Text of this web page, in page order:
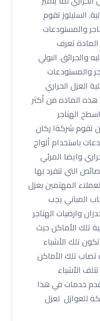
السليلوز تقوم
والمستودعات
تعرف
والحرائق. البولي
والمستودعات
العزل الحراري
الماده من أكثر
الهناجر
تقوم شركةا ركان
باستخدام ألواح
وايضا المرئي
التي تنفرد بها
المهتمين بعزل
المباني يجب
وارضيات الهناجر
تلك الأماكن حيث
تلك الأشياء
تصاب تلك الأماكن
تتلف الأشياء
خدمات في هذا
للعوازل لعزل